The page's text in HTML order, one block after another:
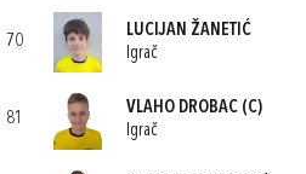
70
LUCIJAN ŽANETIĆ
Igrač
81
VLAHO DROBAC (C)
Igrač